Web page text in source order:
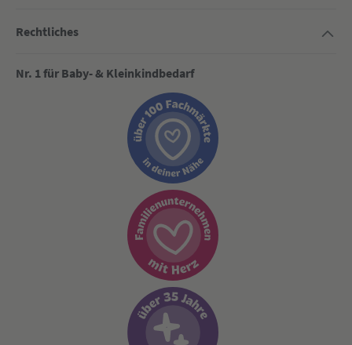
Rechtliches
Nr. 1 für Baby- & Kleinkindbedarf